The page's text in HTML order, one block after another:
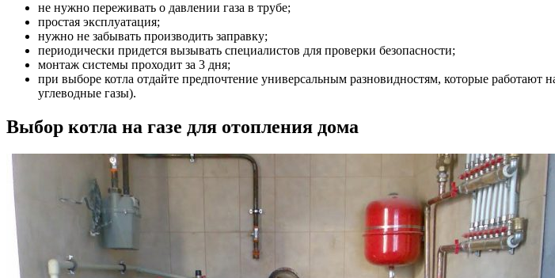
не нужно переживать о давлении газа в трубе;
простая эксплуатация;
нужно не забывать производить заправку;
периодически придется вызывать специалистов для проверки безопасности;
монтаж системы проходит за 3 дня;
при выборе котла отдайте предпочтение универсальным разновидностям, которые
углеводные газы).
Выбор котла на газе для отопления дома